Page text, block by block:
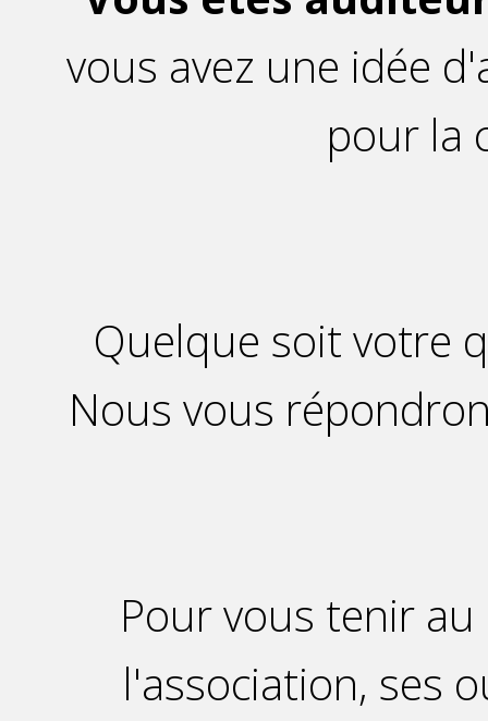
vous avez une idée
pour la
Quelque soit votre
Nous vous
Pour vous tenir
l'association, ses